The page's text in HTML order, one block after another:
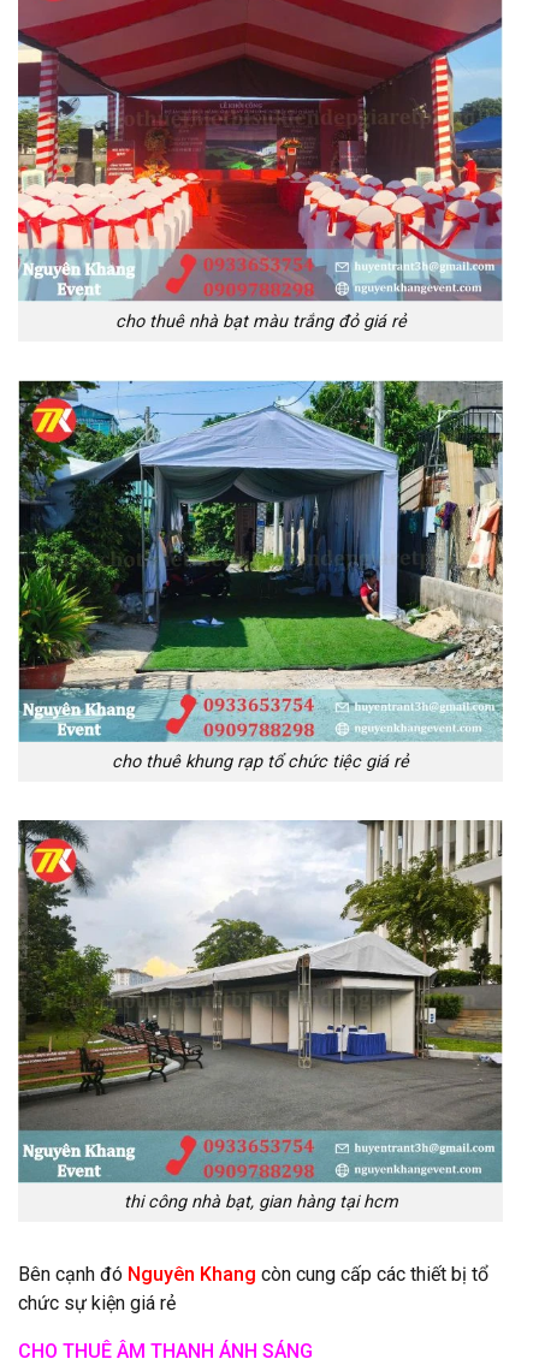
cho thuê nhà bạt màu trắng đỏ giá rẻ
cho thuê khung rạp tổ chức tiệc giá rẻ
thi công nhà bạt, gian hàng tại hcm
Bên cạnh đó Nguyên Khang còn cung cấp các thiết bị tổ
chức sự kiện giá rẻ
CHO THUÊ ÂM THANH ÁNH SÁNG